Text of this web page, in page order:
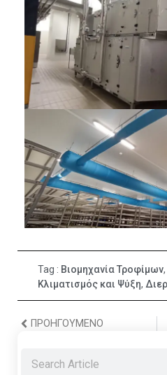
Tag : Βιομηχανία Τροφίμων,
Κλιματισμός και Ψύξη,
ΠΡΟΗΓΟΎΜΕΝΟ